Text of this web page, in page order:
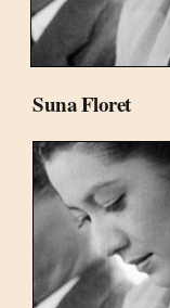
Suna Floret